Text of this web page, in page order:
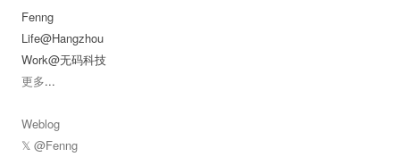
Fenng
Life@Hangzhou
Work@无码科技
更多...
Weblog
𝕏 @Fenng